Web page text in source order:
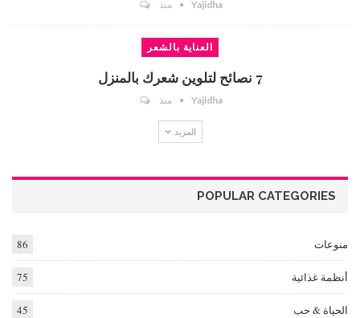
Yajidha منذ
العناية بالشعر
7 نصائح لتلوين شعرك بالمنزل
Yajidha منذ
المزيد
POPULAR CATEGORIES
منوعات 86
أنظمة غذائية 75
الحياة & حب 45